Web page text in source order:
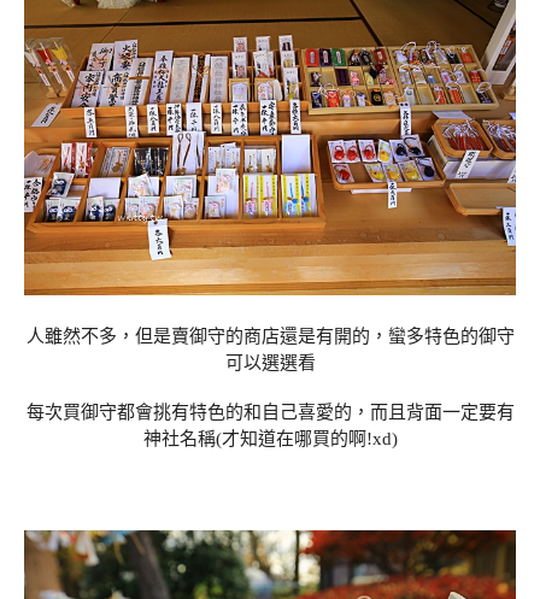
人雖然不多，但是賣御守的商店還是有開的，蠻多特色的御守
可以選選看
每次買御守都會挑有特色的和自己喜愛的，而且背面一定要有
神社名稱(才知道在哪買的啊!xd)